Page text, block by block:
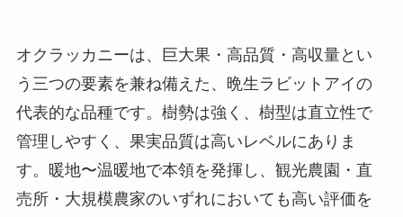
オクラッカニーは、巨大果・高品質・高収量とい
う三つの要素を兼ね備えた、晩生ラビットアイの
代表的な品種です。樹勢は強く、樹型は直立性で
管理しやすく、果実品質は高いレベルにありま
す。暖地〜温暖地で本領を発揮し、観光農園・直
売所・大規模農家のいずれにおいても高い評価を